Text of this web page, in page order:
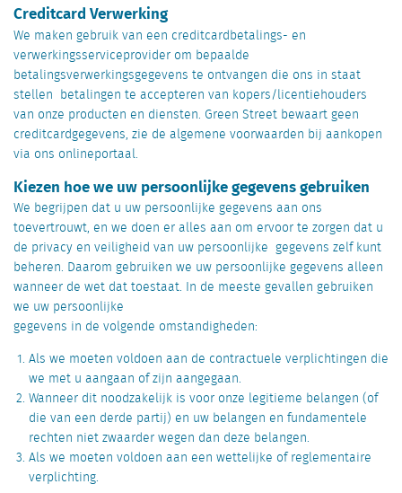
Creditcard Verwerking
We maken gebruik van een creditcardbetalings- en
verwerkingsserviceprovider om bepaalde
betalingsverwerkingsgegevens te ontvangen die ons in staat
stellen betalingen te accepteren van kopers/licentiehouders
van onze producten en diensten. Green Street bewaart geen
creditcardgegevens, zie de algemene voorwaarden bij aankopen
via ons onlineportaal.
Kiezen hoe we uw persoonlijke gegevens gebruiken
We begrijpen dat u uw persoonlijke gegevens aan ons
toevertrouwt, en we doen er alles aan om ervoor te zorgen dat u
de privacy en veiligheid van uw persoonlijke gegevens zelf kunt
beheren. Daarom gebruiken we uw persoonlijke gegevens alleen
wanneer de wet dat toestaat. In de meeste gevallen gebruiken
we uw persoonlijke
gegevens in de volgende omstandigheden:
Als we moeten voldoen aan de contractuele verplichtingen die
we met u aangaan of zijn aangegaan.
Wanneer dit noodzakelijk is voor onze legitieme belangen (of
die van een derde partij) en uw belangen en fundamentele
rechten niet zwaarder wegen dan deze belangen.
Als we moeten voldoen aan een wettelijke of reglementaire
verplichting.